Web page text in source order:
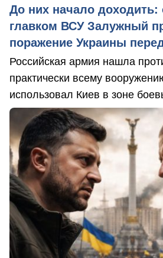
До них начало доходить:
главком ВСУ Залужный
поражение Украины
Российская армия нашла
практически всему
использовал Киев в зоне